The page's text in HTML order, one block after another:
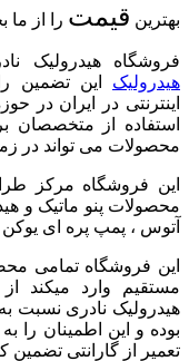
بهترین قیمت را از ما
فروشگاه هیدرولیک
هیدرولیک این تضمین
اینترنتی در ایران در
استفاده از متخصصان
محصولات می تواند در
این فروشگاه مرکز
محصولات پنو ماتیک و
آتوس ، پمپ پره ای
این فروشگاه تمامی
مستقیم وارد میکند
هیدرولیک نادری نسبت
بوده و این اطمینان
تعمیر از گارانتی تضمین